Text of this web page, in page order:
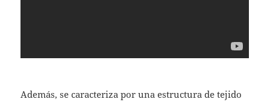
Además, se caracteriza por una estructura de tejido